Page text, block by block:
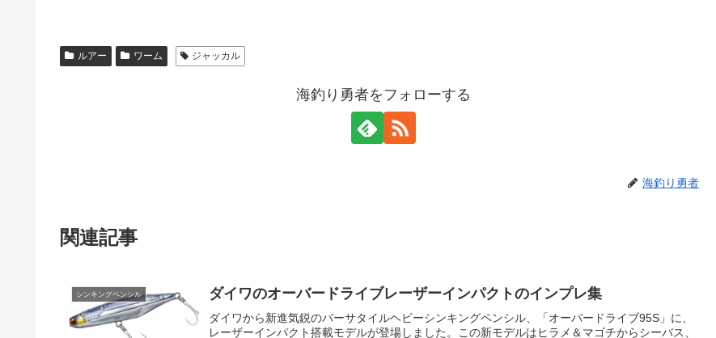
ルアー ワーム ジャッカル
海釣り勇者をフォローする
海釣り勇者
関連記事
シンキングペンシル ダイワのオーバードライブレーザーインパクトのインプレ集
ダイワから新進気鋭のバーサタイルヘビーシンキングペンシル、「オーバードライブ95S」に、
レーザーインパクト搭載モデルが登場しました。この新モデルはヒラメ＆マゴチからシーバス、